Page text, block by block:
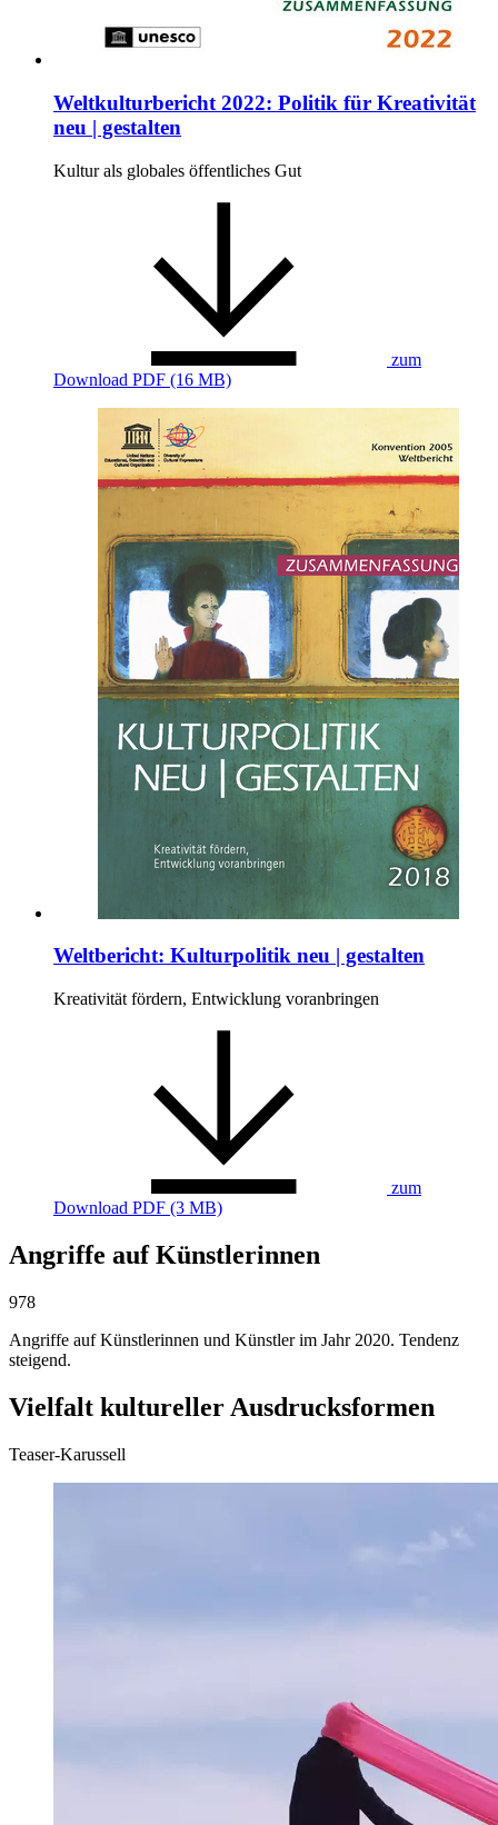
Weltkulturbericht 2022: Politik für Kreativität
neu | gestalten
Kultur als globales öffentliches Gut
zum
Download PDF (16 MB)
Weltbericht: Kulturpolitik neu | gestalten
Kreativität fördern, Entwicklung voranbringen
zum
Download PDF (3 MB)
Angriffe auf Künstlerinnen
978
Angriffe auf Künstlerinnen und Künstler im Jahr 2020. Tendenz
steigend.
Vielfalt kultureller Ausdrucksformen
Teaser-Karussell